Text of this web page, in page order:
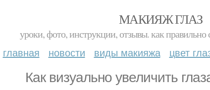
МАКИЯЖ ГЛАЗ
уроки, фото, инструкции, отзывы. как правильно
главная новости виды макияжа цвет
Как визуально увеличить